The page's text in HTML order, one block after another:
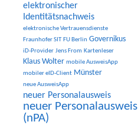
elektronischer
Identitätsnachweis
elektronische Vertrauensdienste
Fraunhofer SIT FU Berlin Governikus
iD-Provider Jens From Kartenleser
Klaus Wolter mobile AusweisApp
mobiler eID-Client Münster
neue AusweisApp
neuer Personalausweis
neuer Personalausweis
(nPA)